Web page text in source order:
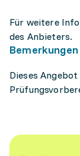
Für weitere
des Anbieters.
Bemerkungen
Dieses